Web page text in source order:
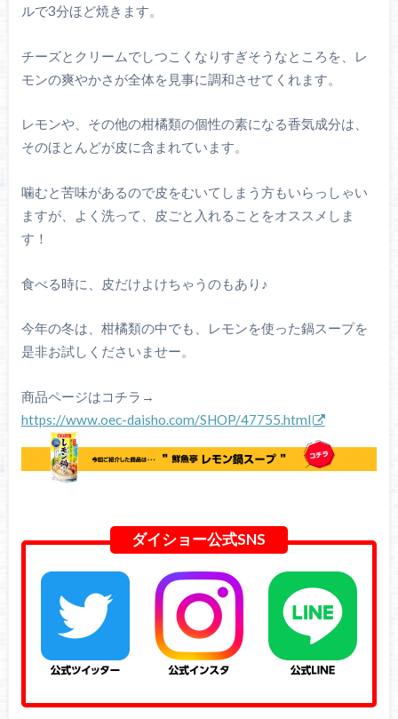
ルで3分ほど焼きます。
チーズとクリームでしつこくなりすぎそうなところを、レ
モンの爽やかさが全体を見事に調和させてくれます。
レモンや、その他の柑橘類の個性の素になる香気成分は、
そのほとんどが皮に含まれています。
噛むと苦味があるので皮をむいてしまう方もいらっしゃい
ますが、よく洗って、皮ごと入れることをオススメしま
す！
食べる時に、皮だけよけちゃうのもあり♪
今年の冬は、柑橘類の中でも、レモンを使った鍋スープを
是非お試しくださいませー。
商品ページはコチラ→
https://www.oec-daisho.com/SHOP/47755.html
ダイショー公式SNS